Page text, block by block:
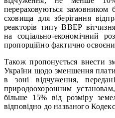
перераховуються замовником
сховища для зберігання
реакторів типу ВВЕР
на соціально-економічний
пропорційно фактично
Також пропонується внести
України щодо зменшення
в зоні відчуження,
природоохоронним
більше 15% від розміру
відповідно до названого